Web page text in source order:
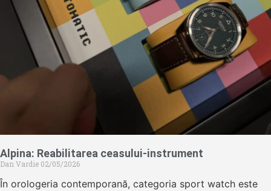
Alpina: Reabilitarea ceasului-instrument
Dan Vardie 02/05/2026
În orologeria contemporană, categoria sport watch este